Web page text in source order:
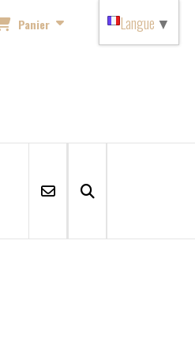
Panier Langue ▼